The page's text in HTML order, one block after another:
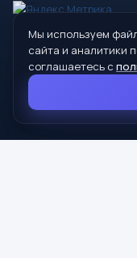
© 2026 Управление
Сухой Лог
624800, Свердловская
8 (34373) 4-33-85
Мы используем
сайта и аналитики
соглашаетесь с